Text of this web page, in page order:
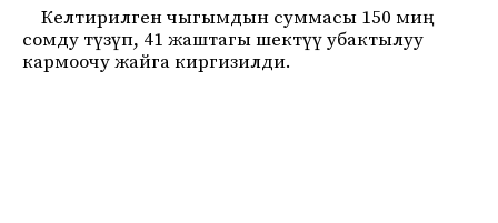
Келтирилген чыгымдын суммасы 150 миң
сомду түзүп, 41 жаштагы шектүү убактылуу
кармоочу жайга киргизилди.